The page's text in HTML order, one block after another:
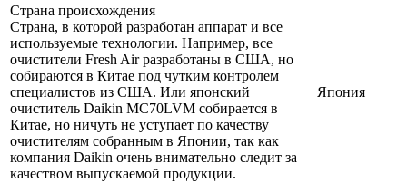
Страна происхождения
Страна, в которой разработан аппарат и все
используемые технологии. Например, все
очистители Fresh Air разработаны в США, но
собираются в Китае под чутким контролем
специалистов из США. Или японский
очиститель Daikin MC70LVM собирается в
Китае, но ничуть не уступает по качеству
очистителям собранным в Японии, так как
компания Daikin очень внимательно следит за
качеством выпускаемой продукции.
Япония